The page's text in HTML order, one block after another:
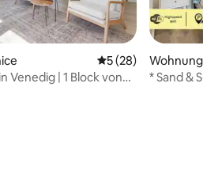
Durchschnittliche
5 (28)
Venedig | 1 Block von
* Sand &